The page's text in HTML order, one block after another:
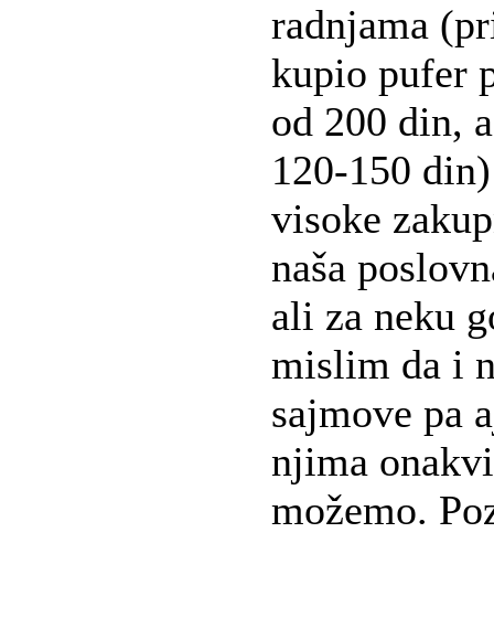
radnjama
kupio pufer
od 200 din,
120-150
visoke
naša
ali za neku
mislim da i
sajmove pa
njima
možemo.